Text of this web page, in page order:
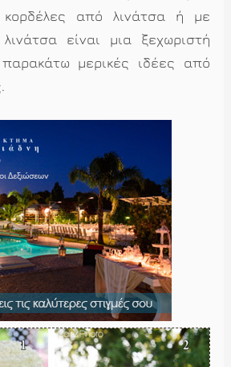
κορδέλες από λινάτσα ή με
είναι μια ξεχωριστή
παρακάτω μερικές ιδέες από